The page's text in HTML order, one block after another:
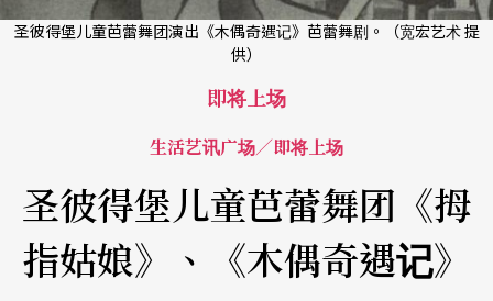
圣彼得堡儿童芭蕾舞团演出《木偶奇遇记》芭蕾舞剧。（宽宏艺术 提
供）
即将上场
生活艺讯广场／即将上场
圣彼得堡儿童芭蕾舞团《拇
指姑娘》、《木偶奇遇记》